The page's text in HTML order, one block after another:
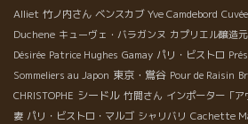
Alliet 竹ノ内さん ベンスカブ Yve Camdebord
Duchene キューヴェ・バラガンヌ カプリエル醸造元
Désirée Patrice Hughes Gamay パリ・ビストロ
Sommeliers au Japon 東京・鴬谷 Pour de Raisin
CHRISTOPHE シードル 竹間さん インポーター「ア
妻 パリ・ビストロ・マルゴ シャリバリ Cachette